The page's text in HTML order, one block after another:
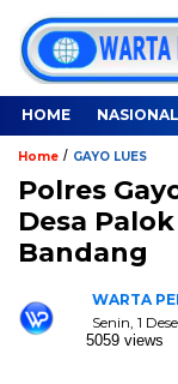
HOME NASIONAL
Home / GAYO LUES
Polres
Desa
Bandang
WARTA
Senin, 1
5059 views